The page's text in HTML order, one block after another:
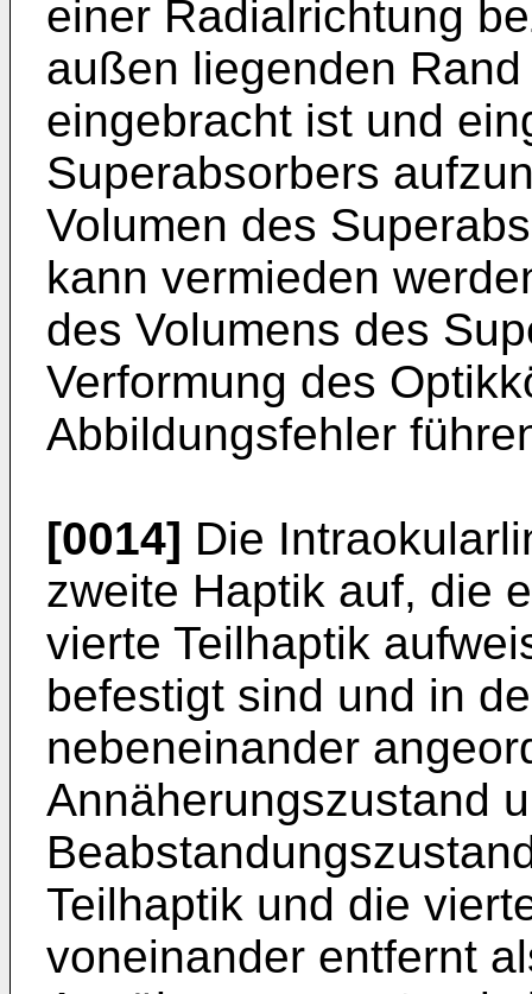
einer Radialrichtung
außen liegenden
eingebracht ist und
Superabsorbers
Volumen des
kann vermieden
des Volumens des
Verformung des
Abbildungsfehler
[0014] Die
zweite Haptik auf, die
vierte Teilhaptik
befestigt sind und in
nebeneinander
Annäherungszustand
Teilhaptik und die
voneinander entfernt